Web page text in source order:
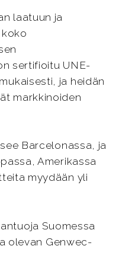
laatuun ja
sertifioitu UNE-
ja heidän
markkinoiden
Barcelonassa, ja
Amerikassa
myydään yli
Suomessa
olevan Genwec-